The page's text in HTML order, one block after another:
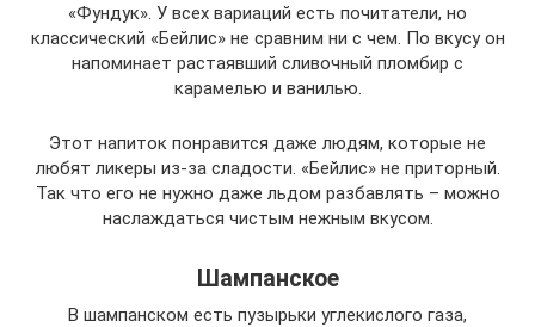
«Фундук». У всех вариаций есть почитатели, но
классический «Бейлис» не сравним ни с чем. По вкусу он
напоминает растаявший сливочный пломбир с
карамелью и ванилью.
Этот напиток понравится даже людям, которые не
любят ликеры из-за сладости. «Бейлис» не приторный.
Так что его не нужно даже льдом разбавлять – можно
наслаждаться чистым нежным вкусом.
Шампанское
В шампанском есть пузырьки углекислого газа,